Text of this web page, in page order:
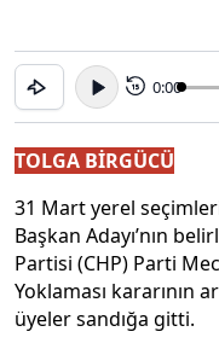
15 0:00
TOLGA BİRGÜCÜ
31 Mart yerel
Başkan Adayı’nın
Partisi (CHP) Parti
Yoklaması kararının
üyeler sandığa gitti.